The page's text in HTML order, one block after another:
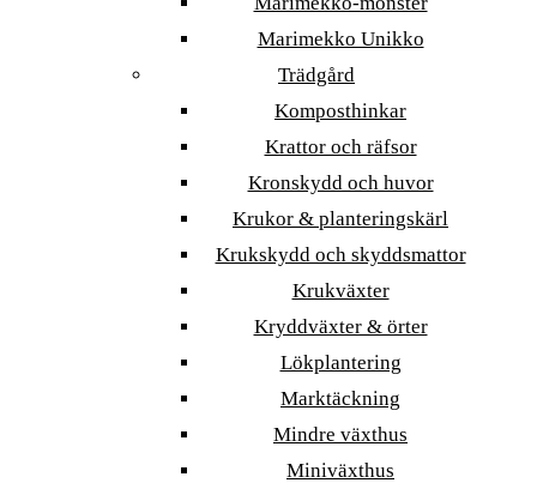
Marimekko Unikko
Trädgård
Komposthinkar
Krattor och räfsor
Kronskydd och huvor
Krukor & planteringskärl
Krukskydd och skyddsmattor
Krukväxter
Kryddväxter & örter
Lökplantering
Marktäckning
Mindre växthus
Miniväxthus